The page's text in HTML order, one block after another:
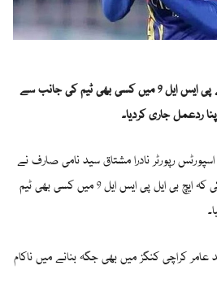
قومی ٹیم کے سابق فاسٹ بولر نے پی ایس ایل 9 میں کسی بھی ٹیم کی جانب سے
ردعمل جاری کردیا۔
رپورٹر نادرا مشتاق سید نامی صارف نے
ذرائع کی بنیاد پر ایک خبر شیئر کی کہ ایچ بی ایل پی ایس ایل 9 میں کسی بھی ٹیم
کراچی کنگز میں بھی جگہ بنانے میں ناکام